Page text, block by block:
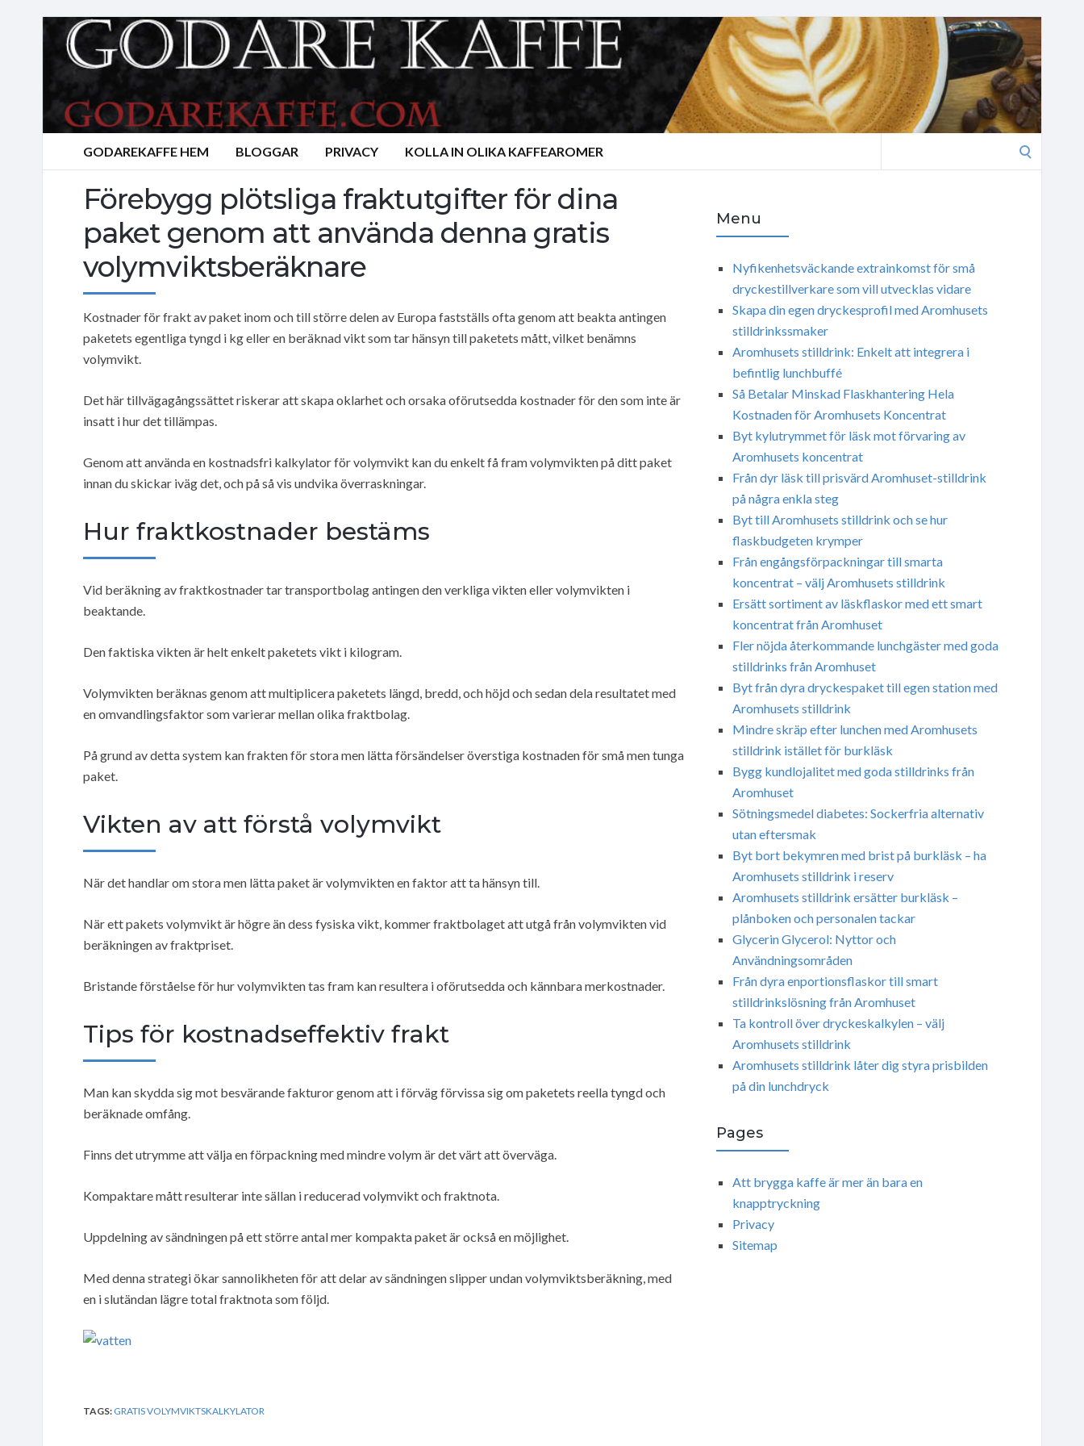
GODAREKAFFE HEM BLOGGAR PRIVACY KOLLA IN OLIKA KAFFEAROMER
Förebygg plötsliga fraktutgifter för dina
paket genom att använda denna gratis
volymviktsberäknare
Kostnader för frakt av paket inom och till större delen av Europa fastställs ofta genom att beakta antingen
paketets egentliga tyngd i kg eller en beräknad vikt som tar hänsyn till paketets mått, vilket benämns
volymvikt.
Det här tillvägagångssättet riskerar att skapa oklarhet och orsaka oförutsedda kostnader för den som inte är
insatt i hur det tillämpas.
Genom att använda en kostnadsfri kalkylator för volymvikt kan du enkelt få fram volymvikten på ditt paket
innan du skickar iväg det, och på så vis undvika överraskningar.
Hur fraktkostnader bestäms
Vid beräkning av fraktkostnader tar transportbolag antingen den verkliga vikten eller volymvikten i
beaktande.
Den faktiska vikten är helt enkelt paketets vikt i kilogram.
Volymvikten beräknas genom att multiplicera paketets längd, bredd, och höjd och sedan dela resultatet med
en omvandlingsfaktor som varierar mellan olika fraktbolag.
På grund av detta system kan frakten för stora men lätta försändelser överstiga kostnaden för små men tunga
paket.
Vikten av att förstå volymvikt
När det handlar om stora men lätta paket är volymvikten en faktor att ta hänsyn till.
När ett pakets volymvikt är högre än dess fysiska vikt, kommer fraktbolaget att utgå från volymvikten vid
beräkningen av fraktpriset.
Bristande förståelse för hur volymvikten tas fram kan resultera i oförutsedda och kännbara merkostnader.
Tips för kostnadseffektiv frakt
Man kan skydda sig mot besvärande fakturor genom att i förväg förvissa sig om paketets reella tyngd och
beräknade omfång.
Finns det utrymme att välja en förpackning med mindre volym är det värt att överväga.
Kompaktare mått resulterar inte sällan i reducerad volymvikt och fraktnota.
Uppdelning av sändningen på ett större antal mer kompakta paket är också en möjlighet.
Med denna strategi ökar sannolikheten för att delar av sändningen slipper undan volymviktsberäkning, med
en i slutändan lägre total fraktnota som följd.
TAGS: GRATIS VOLYMVIKTSKALKYLATOR
Menu
Nyfikenhetsväckande extrainkomst för små
dryckestillverkare som vill utvecklas vidare
Skapa din egen dryckesprofil med Aromhusets
stilldrinkssmaker
Aromhusets stilldrink: Enkelt att integrera i
befintlig lunchbuffé
Så Betalar Minskad Flaskhantering Hela
Kostnaden för Aromhusets Koncentrat
Byt kylutrymmet för läsk mot förvaring av
Aromhusets koncentrat
Från dyr läsk till prisvärd Aromhuset-stilldrink
på några enkla steg
Byt till Aromhusets stilldrink och se hur
flaskbudgeten krymper
Från engångsförpackningar till smarta
koncentrat – välj Aromhusets stilldrink
Ersätt sortiment av läskflaskor med ett smart
koncentrat från Aromhuset
Fler nöjda återkommande lunchgäster med goda
stilldrinks från Aromhuset
Byt från dyra dryckespaket till egen station med
Aromhusets stilldrink
Mindre skräp efter lunchen med Aromhusets
stilldrink istället för burkläsk
Bygg kundlojalitet med goda stilldrinks från
Aromhuset
Sötningsmedel diabetes: Sockerfria alternativ
utan eftersmak
Byt bort bekymren med brist på burkläsk – ha
Aromhusets stilldrink i reserv
Aromhusets stilldrink ersätter burkläsk –
plånboken och personalen tackar
Glycerin Glycerol: Nyttor och
Användningsområden
Från dyra enportionsflaskor till smart
stilldrinkslösning från Aromhuset
Ta kontroll över dryckeskalkylen – välj
Aromhusets stilldrink
Aromhusets stilldrink låter dig styra prisbilden
på din lunchdryck
Pages
Att brygga kaffe är mer än bara en
knapptryckning
Privacy
Sitemap